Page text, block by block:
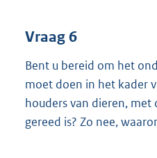
Vraag 6
Bent u bereid om het
moet doen in het kader
houders van dieren, met
gereed is? Zo nee,